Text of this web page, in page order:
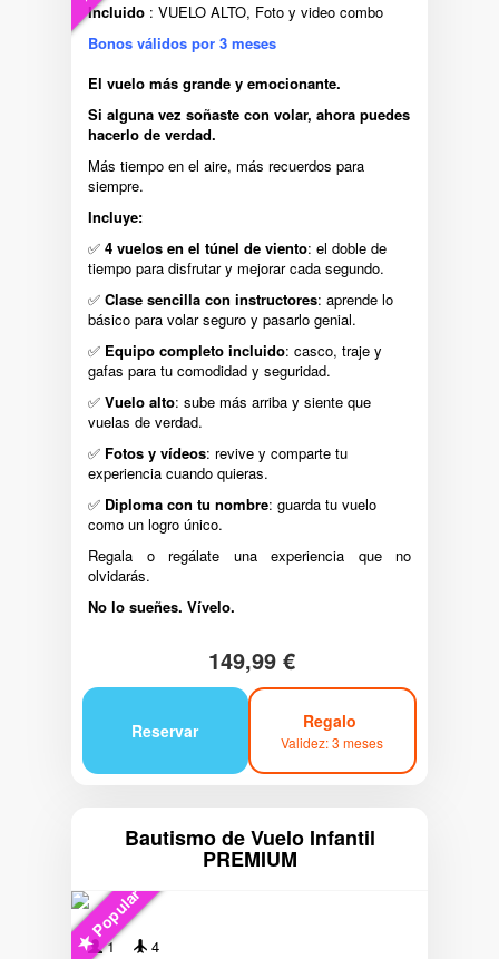
Incluido : VUELO ALTO, Foto y video combo
Bonos válidos por 3 meses
El vuelo más grande y emocionante.
Si alguna vez soñaste con volar, ahora puedes
hacerlo de verdad.
Más tiempo en el aire, más recuerdos para
siempre.
Incluye:
✅ 4 vuelos en el túnel de viento: el doble de
tiempo para disfrutar y mejorar cada segundo.
✅ Clase sencilla con instructores: aprende lo
básico para volar seguro y pasarlo genial.
✅ Equipo completo incluido: casco, traje y
gafas para tu comodidad y seguridad.
✅ Vuelo alto: sube más arriba y siente que
vuelas de verdad.
✅ Fotos y vídeos: revive y comparte tu
experiencia cuando quieras.
✅ Diploma con tu nombre: guarda tu vuelo
como un logro único.
Regala o regálate una experiencia que no
olvidarás.
No lo sueñes. Vívelo.
149,99 €
Reservar Regalo
Validez: 3 meses
Bautismo de Vuelo Infantil
PREMIUM
Popular
1
4